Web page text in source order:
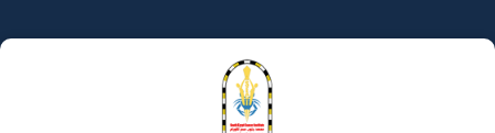
إلى
المحتوى